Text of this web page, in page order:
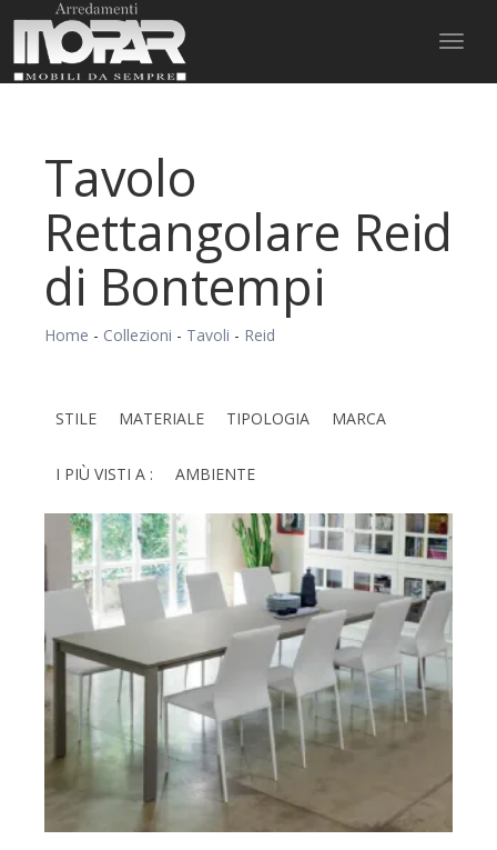
Tavolo
Rettangolare Reid
di Bontempi
Home - Collezioni - Tavoli - Reid
STILE MATERIALE TIPOLOGIA MARCA
I PIÙ VISTI A : AMBIENTE